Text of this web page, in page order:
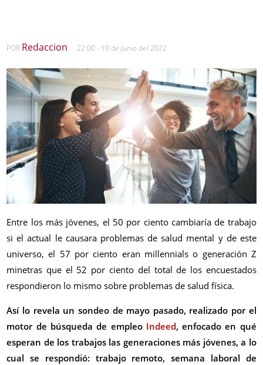
POR Redaccion, 22:00 - 10 de Junio del 2022
Entre los más jóvenes, el 50 por ciento cambiaría de trabajo
si el actual le causara problemas de salud mental y de este
universo, el 57 por ciento eran millennials o generación Z
minetras que el 52 por ciento del total de los encuestados
respondieron lo mismo sobre problemas de salud física.
Así lo revela un sondeo de mayo pasado, realizado por el
motor de búsqueda de empleo Indeed, enfocado en qué
esperan de los trabajos las generaciones más jóvenes, a lo
cual se respondió: trabajo remoto, semana laboral de